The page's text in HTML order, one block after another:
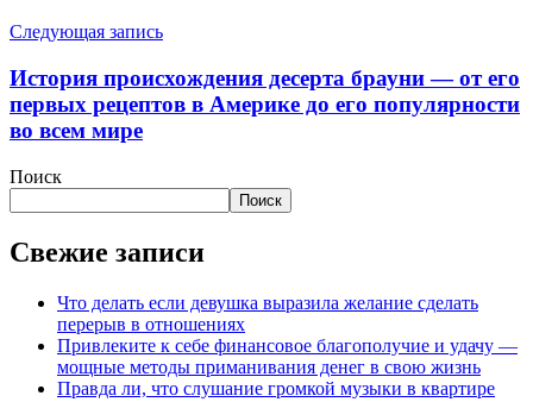
Следующая запись
История происхождения десерта брауни — от его
первых рецептов в Америке до его популярности
во всем мире
Поиск
Поиск
Свежие записи
Что делать если девушка выразила желание сделать
перерыв в отношениях
Привлеките к себе финансовое благополучие и удачу —
мощные методы приманивания денег в свою жизнь
Правда ли, что слушание громкой музыки в квартире